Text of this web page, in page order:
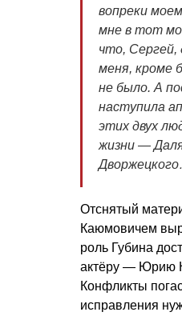
вопреки
мне в тот
что, Сергей,
меня, кроме
не было. А
наступила
этих двух
жизни —
Отснятый
Каюмовичем
роль Губина
актёру — Юрию
Конфликты
исправления